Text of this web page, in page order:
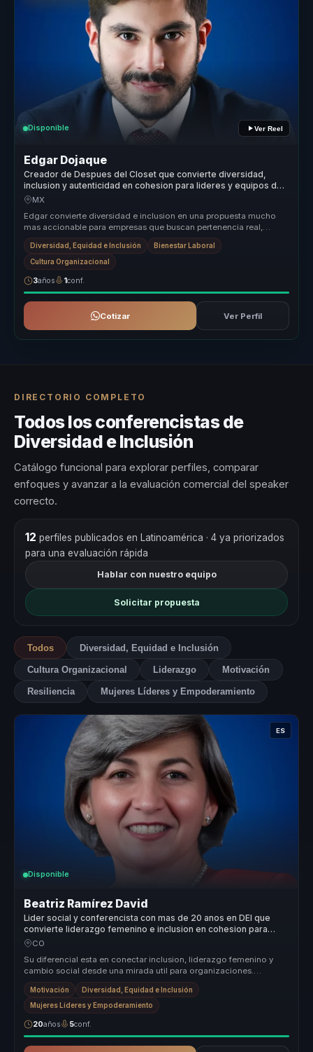
Disponible Ver Reel
Edgar Dojaque
Creador de Despues del Closet que convierte diversidad,
inclusion y autenticidad en cohesion para lideres y equipos de
trabajo.
MX
Edgar convierte diversidad e inclusion en una propuesta mucho
mas accionable para empresas que buscan pertenencia real,
conversaciones ma...
Diversidad, Equidad e Inclusión Bienestar Laboral
Cultura Organizacional
3años 1conf.
Cotizar Ver Perfil
DIRECTORIO COMPLETO
Todos los conferencistas de
Diversidad e Inclusión
Catálogo funcional para explorar perfiles, comparar
enfoques y avanzar a la evaluación comercial del speaker
correcto.
12 perfiles publicados en Latinoamérica · 4 ya priorizados
para una evaluación rápida
Hablar con nuestro equipo
Solicitar propuesta
Todos Diversidad, Equidad e Inclusión
Cultura Organizacional Liderazgo Motivación
Resiliencia Mujeres Líderes y Empoderamiento
ES
Disponible
Beatriz Ramírez David
Lider social y conferencista con mas de 20 anos en DEI que
convierte liderazgo femenino e inclusion en cohesion para
organizaciones.
CO
Su diferencial esta en conectar inclusion, liderazgo femenino y
cambio social desde una mirada util para organizaciones.
Convierte discur...
Motivación Diversidad, Equidad e Inclusión
Mujeres Líderes y Empoderamiento
20años 5conf.